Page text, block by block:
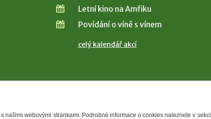
Letní kino na Amfiku
Povídání o víně s vínem
celý kalendář akcí
webovými stránkami. Podrobné informace o cookies naleznete v sekci